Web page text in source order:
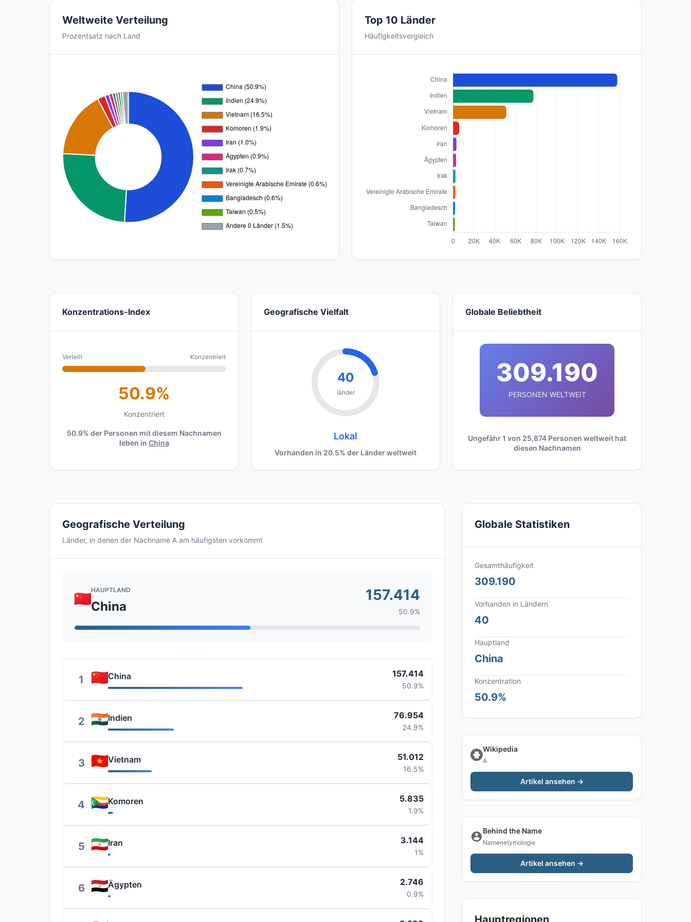
Weltweite Verteilung
Prozentsatz nach Land
Top 10 Länder
Häufigkeitsvergleich
Konzentrations-Index
Verteilt Konzentriert
50.9%
Konzentriert
50.9% der Personen mit diesem Nachnamen
leben in China
Geografische Vielfalt
40
länder
Lokal
Vorhanden in 20.5% der Länder weltweit
Globale Beliebtheit
309.190
PERSONEN WELTWEIT
Ungefähr 1 von 25,874 Personen weltweit hat
diesen Nachnamen
Geografische Verteilung
Länder, in denen der Nachname A am häufigsten vorkommt
HAUPTLAND
China
157.414
50.9%
1 China 157.414
50.9%
2 Indien 76.954
24.9%
3 Vietnam 51.012
16.5%
4 Komoren 5.835
1.9%
5 Iran 3.144
1%
6 Ägypten 2.746
0.9%
Globale Statistiken
Gesamthäufigkeit
309.190
Vorhanden in Ländern
40
Hauptland
China
Konzentration
50.9%
Wikipedia
A
Artikel ansehen →
Behind the Name
Namenetymologie
Artikel ansehen →
Hauptregionen